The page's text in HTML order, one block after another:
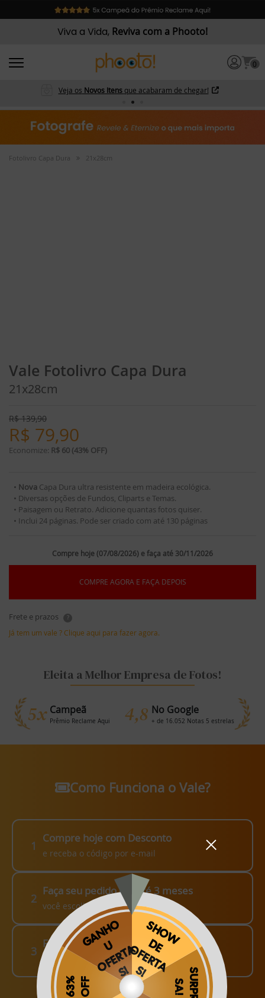
Viva a Vida, Reviva com a Phooto!
0
Veja os Novos Itens que acabaram de chegar!
Fotolivro Capa Dura 21x28cm
Vale Fotolivro Capa Dura
21x28cm
R$139,90
R$ 79,90
Economize: R$ 60 (43% OFF)
• Nova Capa Dura ultra resistente em madeira ecológica.
• Diversas opções de Fundos, Cliparts e Temas.
• Paisagem ou Retrato. Adicione quantas fotos quiser.
• Inclui 24 páginas. Pode ser criado com até 130 páginas
Compre hoje (07/08/2026) e faça até 30/11/2026
COMPRE AGORA E FAÇA DEPOIS
Frete e prazos ?
Já tem um vale ? Clique aqui para fazer agora.
Eleita a Melhor Empresa de Fotos!
5x Campeã
Prêmio Reclame Aqui 4,8 No Google
+ de 16.052 Notas 5 estrelas
Como Funciona o Vale?
1
Compre hoje com Desconto
e receba o código por e-mail
2
Faça seu pedido em até 3 meses
você escolhe como fazer!
3
Finalize o seu Pedido!
pague o Frete e receba em sua casa